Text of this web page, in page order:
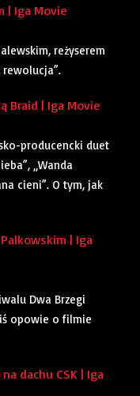
| Iga Movie
reżyserem
rewolucja”.
Braid | Iga Movie
producencki duet
„Wanda
cieni”. O tym, jak
| Iga
Dwa Brzegi
opowie o filmie
dachu CSK | Iga